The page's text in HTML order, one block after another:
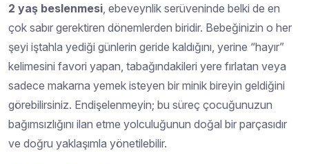
2 yaş beslenmesi , ebeveynlik serüveninde belki de en
çok sabır gerektiren dönemlerden biridir. Bebeğinizin o her
şeyi iştahla yediği günlerin geride kaldığını, yerine “hayır”
kelimesini favori yapan, tabağındakileri yere fırlatan veya
sadece makarna yemek isteyen bir minik bireyin geldiğini
görebilirsiniz. Endişelenmeyin; bu süreç çocuğunuzun
bağımsızlığını ilan etme yolculuğunun doğal bir parçasıdır
ve doğru yaklaşımla yönetilebilir.